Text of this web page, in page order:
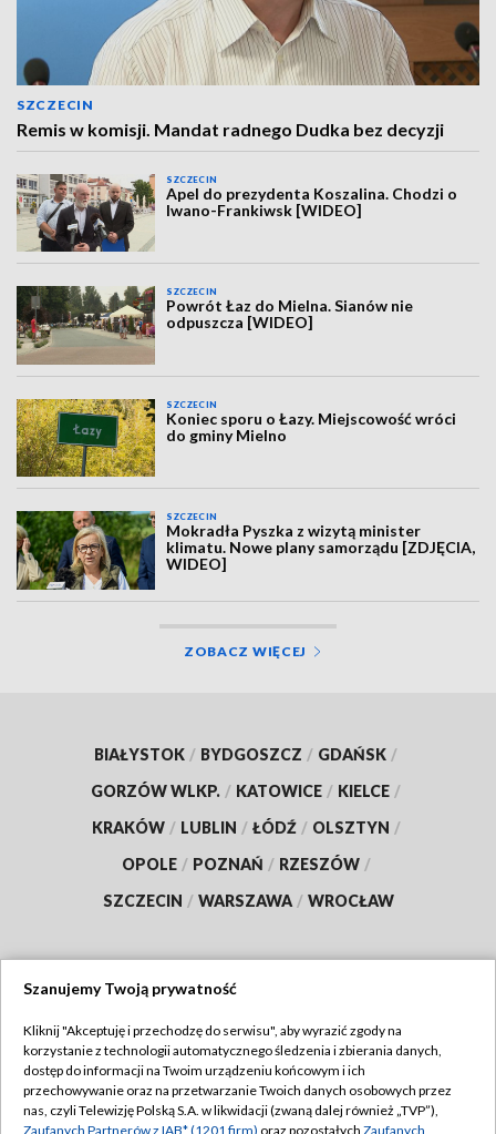
SZCZECIN
Remis w komisji. Mandat radnego Dudka bez decyzji
SZCZECIN
Apel do prezydenta Koszalina. Chodzi o
Iwano-Frankiwsk [WIDEO]
SZCZECIN
Powrót Łaz do Mielna. Sianów nie
odpuszcza [WIDEO]
SZCZECIN
Koniec sporu o Łazy. Miejscowość wróci
do gminy Mielno
SZCZECIN
Mokradła Pyszka z wizytą minister
klimatu. Nowe plany samorządu [ZDJĘCIA,
WIDEO]
ZOBACZ WIĘCEJ
BIAŁYSTOK / BYDGOSZCZ / GDAŃSK /
GORZÓW WLKP. / KATOWICE / KIELCE /
KRAKÓW / LUBLIN / ŁÓDŹ / OLSZTYN /
OPOLE / POZNAŃ / RZESZÓW /
SZCZECIN / WARSZAWA / WROCŁAW
TVP
Abonament TVP
Emisja w TVP
Regulamin TVP
Szanujemy Twoją prywatność
Kliknij "Akceptuję i przechodzę do serwisu", aby wyrazić zgody na
korzystanie z technologii automatycznego śledzenia i zbierania danych,
dostęp do informacji na Twoim urządzeniu końcowym i ich
przechowywanie oraz na przetwarzanie Twoich danych osobowych przez
nas, czyli Telewizję Polską S.A. w likwidacji (zwaną dalej również „TVP”),
Zaufanych Partnerów z IAB* (1201 firm) oraz pozostałych Zaufanych